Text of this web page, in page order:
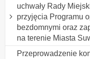
uchwały Rady
przyjęcia Programu
bezdomnymi oraz
na terenie Miasta
Przeprowadzenie